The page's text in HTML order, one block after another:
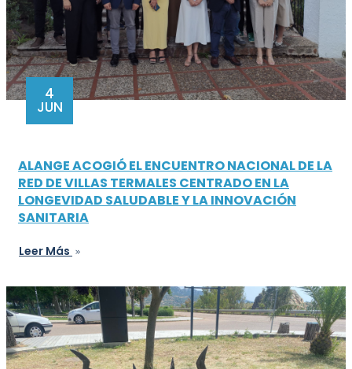
4
JUN
ALANGE ACOGIÓ EL ENCUENTRO NACIONAL DE LA
RED DE VILLAS TERMALES CENTRADO EN LA
LONGEVIDAD SALUDABLE Y LA INNOVACIÓN
SANITARIA
Leer Más